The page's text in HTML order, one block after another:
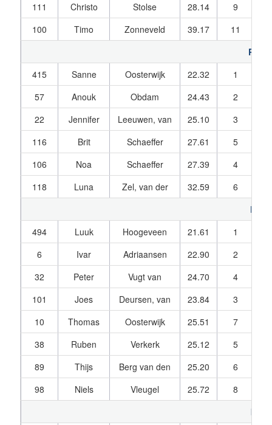
111
Christo Stolse 28.14 9
100
Timo Zonneveld 39.17 11
415
Sanne Oosterwijk 22.32 1
57
Anouk Obdam 24.43 2
22
Jennifer Leeuwen, van 25.10 3
116
Brit Schaeffer 27.61 5
106
Noa Schaeffer 27.39 4
118
Luna Zel, van der 32.59 6
494
Luuk Hoogeveen 21.61 1
6
Ivar Adriaansen 22.90 2
32
Peter Vugt van 24.70 4
101
Joes Deursen, van 23.84 3
10
Thomas Oosterwijk 25.51 7
38
Ruben Verkerk 25.12 5
89
Thijs Berg van den 25.20 6
98
Niels Vleugel 25.72 8